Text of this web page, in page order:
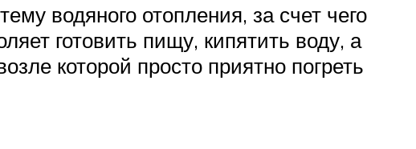
водяного отопления, за счет чего
готовить пищу, кипятить воду, а
которой просто приятно погреть